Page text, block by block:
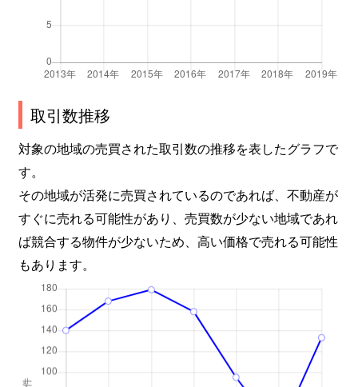
取引数推移
対象の地域の売買された取引数の推移を表したグラフで
す。
その地域が活発に売買されているのであれば、不動産が
すぐに売れる可能性があり、売買数が少ない地域であれ
ば競合する物件が少ないため、高い価格で売れる可能性
もあります。